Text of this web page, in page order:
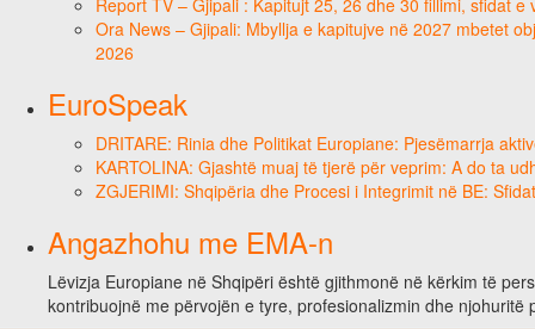
Ora News – Gjipali: Mbyllja e kapitujve në 2027 mbetet
2026
EuroSpeak
DRITARE: Rinia dhe Politikat Europiane: Pjesëmarrja
KARTOLINA: Gjashtë muaj të tjerë për veprim: A do ta
ZGJERIMI: Shqipëria dhe Procesi i Integrimit në BE:
Angazhohu me EMA-n
Lëvizja Europiane në Shqipëri është gjithmonë në kërkim të
kontribuojnë me përvojën e tyre, profesionalizmin dhe